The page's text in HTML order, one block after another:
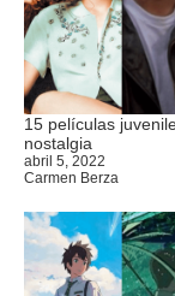
15 películas
nostalgia
abril 5, 2022
Carmen Berza